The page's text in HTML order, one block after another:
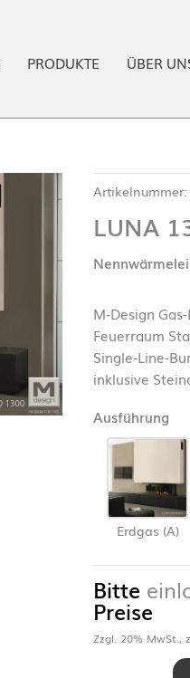
PRODUKTE ÜBER
Artikelnummer:
LUNA
M-Design
Feuerraum
Single-Line-
inklusive
Ausführung
Erdgas (A)
Bitte
Preise
Zzgl. 20% MwSt.,